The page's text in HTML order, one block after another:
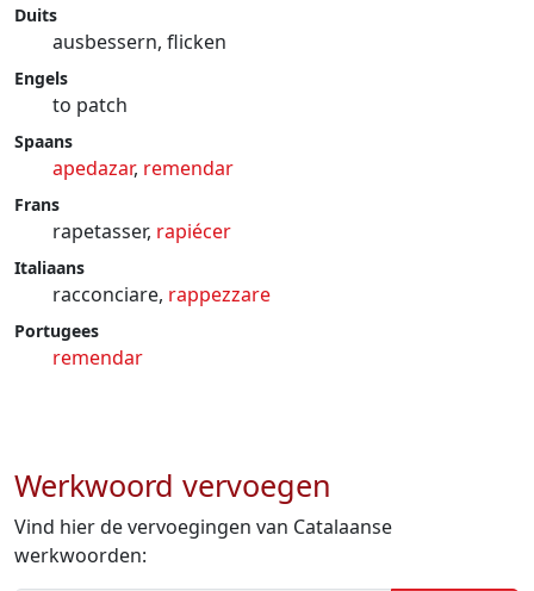
Duits
ausbessern, flicken
Engels
to patch
Spaans
apedazar, remendar
Frans
rapetasser, rapiécer
Italiaans
racconciare, rappezzare
Portugees
remendar
Werkwoord vervoegen
Vind hier de vervoegingen van Catalaanse
werkwoorden: